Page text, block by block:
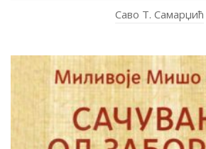
Саво Т. Самарџић